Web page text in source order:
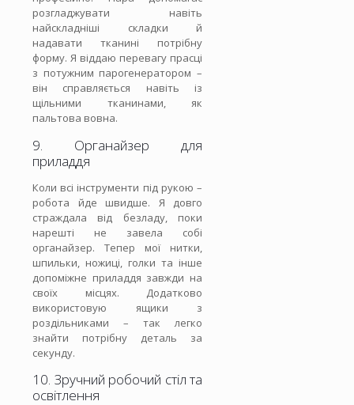
розгладжувати навіть
найскладніші складки й
надавати тканині потрібну
форму. Я віддаю перевагу прасці
з потужним парогенератором –
він справляється навіть із
щільними тканинами, як
пальтова вовна.
9. Органайзер для
приладдя
Коли всі інструменти під рукою –
робота йде швидше. Я довго
страждала від безладу, поки
нарешті не завела собі
органайзер. Тепер мої нитки,
шпильки, ножиці, голки та інше
допоміжне приладдя завжди на
своїх місцях. Додатково
використовую ящики з
роздільниками – так легко
знайти потрібну деталь за
секунду.
10. Зручний робочий стіл та
освітлення